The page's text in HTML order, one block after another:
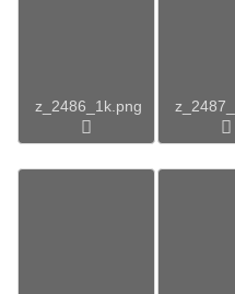
z_2486_1k.png